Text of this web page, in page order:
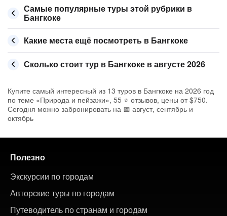
Самые популярные туры этой рубрики в
Бангкоке
Какие места ещё посмотреть в Бангкоке
Сколько стоит тур в Бангкоке в августе 2026
Купите самый интересный из 13 туров в Бангкоке на 2026 год
по теме «Природа и пейзажи», 55 ⭐ отзывов, цены от $750.
Сегодня можно забронировать на 📅 август, сентябрь и
октябрь
Полезно
Экскурсии по городам
Авторские туры по городам
Путеводитель по странам и городам